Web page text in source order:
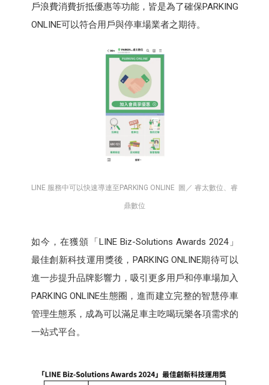
戶浪費消費折抵優惠等功能，皆是為了確保PARKING
ONLINE可以符合用戶與停車場業者之期待。
LINE 服務中可以快速導連至PARKING ONLINE 圖／ 睿太數位、睿
鼎數位
如今，在獲頒「LINE Biz-Solutions Awards 2024」
最佳創新科技運用獎後，PARKING ONLINE期待可以
進一步提升品牌影響力，吸引更多用戶和停車場加入
PARKING ONLINE生態圈，進而建立完整的智慧停車
管理生態系，成為可以滿足車主吃喝玩樂各項需求的
一站式平台。